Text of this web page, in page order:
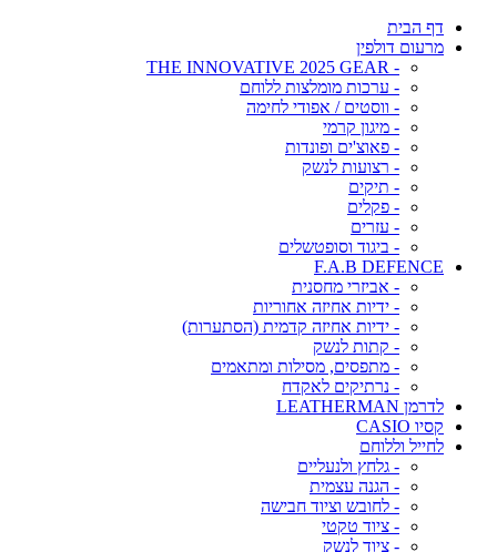
דף הבית
מרעום דולפין
- THE INNOVATIVE 2025 GEAR
- ערכות מומלצות ללוחם
- ווסטים / אפודי לחימה
- מיגון קרמי
- פאוצ'ים ופונדות
- רצועות לנשק
- תיקים
- פקלים
- עזרים
- ביגוד וסופטשלים
F.A.B DEFENCE
- אביזרי מחסנית
- ידיות אחיזה אחוריות
- ידיות אחיזה קדמית (הסתערות)
- קתות לנשק
- מתפסים, מסילות ומתאמים
- נרתיקים לאקדח
לדרמן LEATHERMAN
קסיו CASIO
לחייל וללוחם
- גלחץ ולנעליים
- הגנה עצמית
- לחובש וציוד חבישה
- ציוד טקטי
- ציוד לנשק